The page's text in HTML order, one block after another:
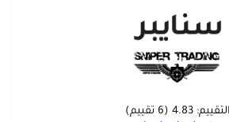
التقييم:4.83
(
6 تقييم)